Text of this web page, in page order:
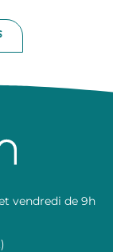
vendredi de 9h